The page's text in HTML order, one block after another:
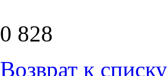
0 828
Возврат к списку